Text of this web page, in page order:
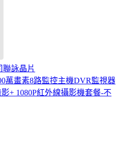
詠晶片
萬畫素8路監控主機DVR監視器
+ 1080P紅外線攝影機套餐-不